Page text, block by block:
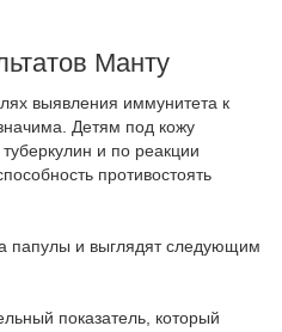
Манту
выявления иммунитета к
Детям под кожу
и по реакции
противостоять
папулы и выглядят следующим
показатель, который